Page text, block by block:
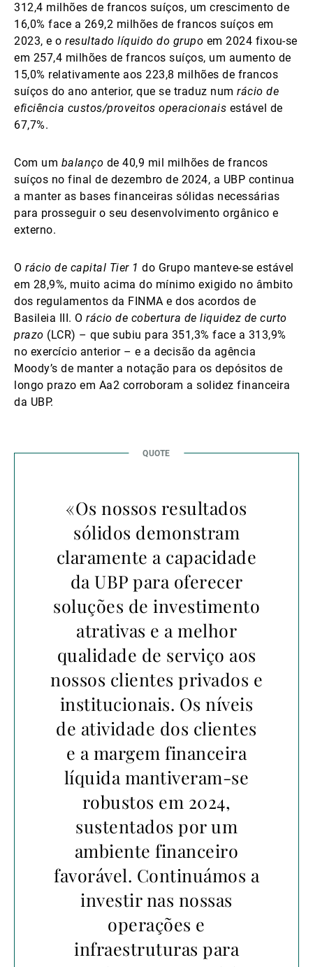
312,4 milhões de francos suíços, um crescimento de
16,0% face a 269,2 milhões de francos suíços em
2023, e o resultado líquido do grupo em 2024 fixou-se
em 257,4 milhões de francos suíços, um aumento de
15,0% relativamente aos 223,8 milhões de francos
suíços do ano anterior, que se traduz num rácio de
eficiência custos/proveitos operacionais estável de
67,7%.
Com um balanço de 40,9 mil milhões de francos
suíços no final de dezembro de 2024, a UBP continua
a manter as bases financeiras sólidas necessárias
para prosseguir o seu desenvolvimento orgânico e
externo.
O rácio de capital Tier 1 do Grupo manteve-se estável
em 28,9%, muito acima do mínimo exigido no âmbito
dos regulamentos da FINMA e dos acordos de
Basileia III. O rácio de cobertura de liquidez de curto
prazo (LCR) – que subiu para 351,3% face a 313,9%
no exercício anterior – e a decisão da agência
Moody’s de manter a notação para os depósitos de
longo prazo em Aa2 corroboram a solidez financeira
da UBP.
«Os nossos resultados
sólidos demonstram
claramente a capacidade
da UBP para oferecer
soluções de investimento
atrativas e a melhor
qualidade de serviço aos
nossos clientes privados e
institucionais. Os níveis
de atividade dos clientes
e a margem financeira
líquida mantiveram-se
robustos em 2024,
sustentados por um
ambiente financeiro
favorável. Continuámos a
investir nas nossas
operações e
infraestruturas para